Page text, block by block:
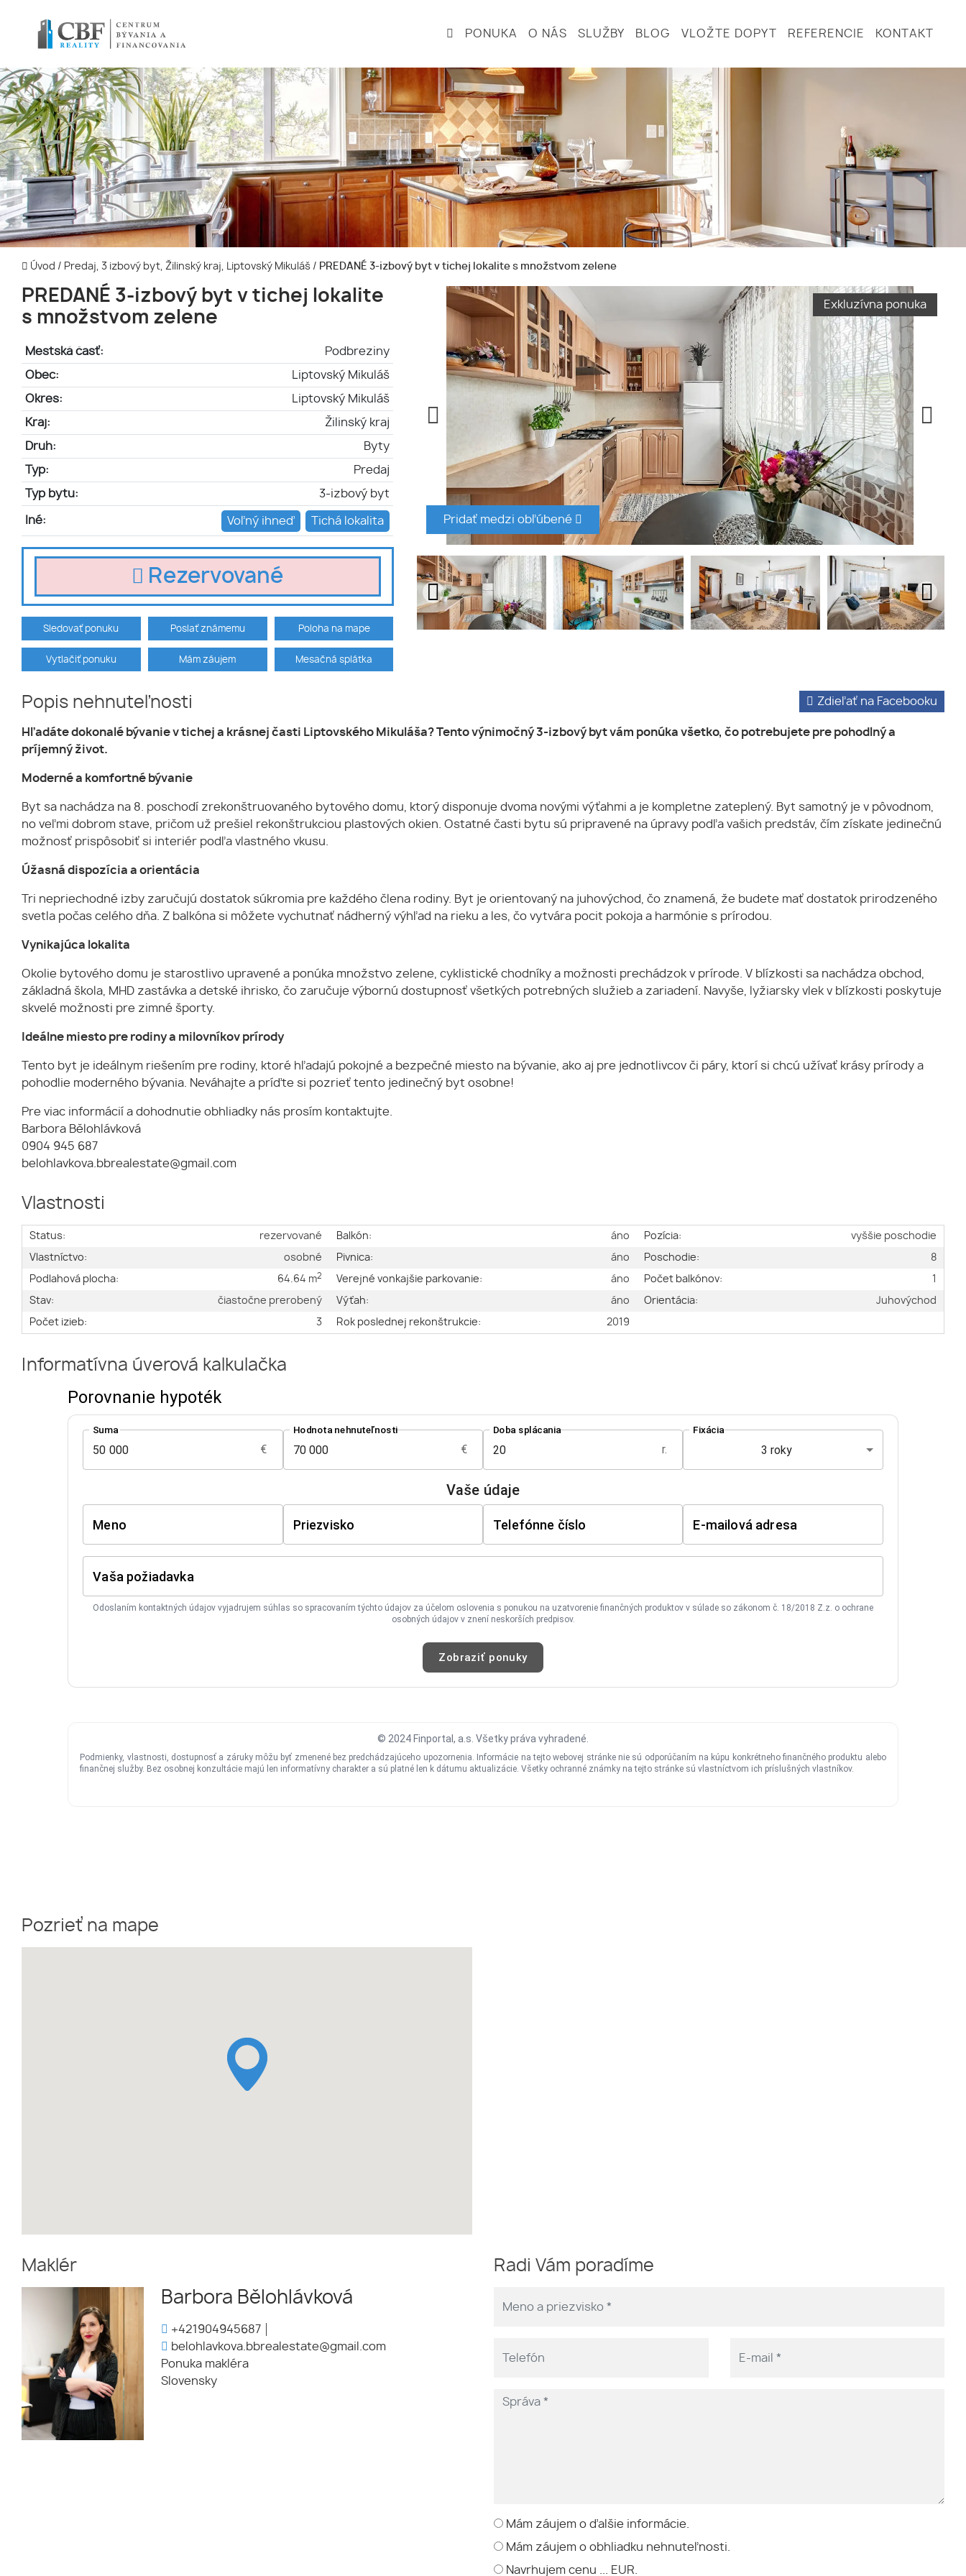
PONUKA O NÁS SLUŽBY BLOG VLOŽTE DOPYT REFERENCIE KONTAKT
Úvod / Predaj, 3 izbový byt, Žilinský kraj, Liptovský Mikuláš / PREDANÉ 3-izbový byt v tichej lokalite s množstvom zelene
PREDANÉ 3-izbový byt v tichej lokalite
s množstvom zelene
Mestská časť: Podbreziny
Obec: Liptovský Mikuláš
Okres: Liptovský Mikuláš
Kraj: Žilinský kraj
Druh: Byty
Typ: Predaj
Typ bytu: 3-izbový byt
Iné: Voľný ihneď Tichá lokalita
Rezervované
Sledovať ponuku Poslať známemu Poloha na mape
Vytlačiť ponuku Mám záujem Mesačná splátka
Exkluzívna ponuka
Pridať medzi obľúbené
Popis nehnuteľnosti Zdieľať na Facebooku
Hľadáte dokonalé bývanie v tichej a krásnej časti Liptovského Mikuláša? Tento výnimočný 3-izbový byt vám ponúka všetko, čo potrebujete pre pohodlný a
príjemný život.
Moderné a komfortné bývanie
Byt sa nachádza na 8. poschodí zrekonštruovaného bytového domu, ktorý disponuje dvoma novými výťahmi a je kompletne zateplený. Byt samotný je v pôvodnom,
no veľmi dobrom stave, pričom už prešiel rekonštrukciou plastových okien. Ostatné časti bytu sú pripravené na úpravy podľa vašich predstáv, čím získate jedinečnú
možnosť prispôsobiť si interiér podľa vlastného vkusu.
Úžasná dispozícia a orientácia
Tri nepriechodné izby zaručujú dostatok súkromia pre každého člena rodiny. Byt je orientovaný na juhovýchod, čo znamená, že budete mať dostatok prirodzeného
svetla počas celého dňa. Z balkóna si môžete vychutnať nádherný výhľad na rieku a les, čo vytvára pocit pokoja a harmónie s prírodou.
Vynikajúca lokalita
Okolie bytového domu je starostlivo upravené a ponúka množstvo zelene, cyklistické chodníky a možnosti prechádzok v prírode. V blízkosti sa nachádza obchod,
základná škola, MHD zastávka a detské ihrisko, čo zaručuje výbornú dostupnosť všetkých potrebných služieb a zariadení. Navyše, lyžiarsky vlek v blízkosti poskytuje
skvelé možnosti pre zimné športy.
Ideálne miesto pre rodiny a milovníkov prírody
Tento byt je ideálnym riešením pre rodiny, ktoré hľadajú pokojné a bezpečné miesto na bývanie, ako aj pre jednotlivcov či páry, ktorí si chcú užívať krásy prírody a
pohodlie moderného bývania. Neváhajte a príďte si pozrieť tento jedinečný byt osobne!
Pre viac informácií a dohodnutie obhliadky nás prosím kontaktujte.
Barbora Bělohlávková
0904 945 687
belohlavkova.bbrealestate@gmail.com
Vlastnosti
Status:
rezervované
Vlastníctvo:
osobné
Podlahová plocha:
64.64 m2
Stav:
čiastočne prerobený
Počet izieb:
3
Balkón:
áno
Pivnica:
áno
Verejné vonkajšie parkovanie:
áno
Výťah:
áno
Rok poslednej rekonštrukcie:
2019
Pozícia:
vyššie poschodie
Poschodie:
8
Počet balkónov:
1
Orientácia:
Juhovýchod
Informatívna úverová kalkulačka
Pozrieť na mape
Maklér
Barbora Bělohlávková
+421904945687
belohlavkova.bbrealestate@gmail.com
Ponuka makléra
Slovensky
Radi Vám poradíme
Mám záujem o ďalšie informácie.
Mám záujem o obhliadku nehnuteľnosti.
Navrhujem cenu ... EUR.